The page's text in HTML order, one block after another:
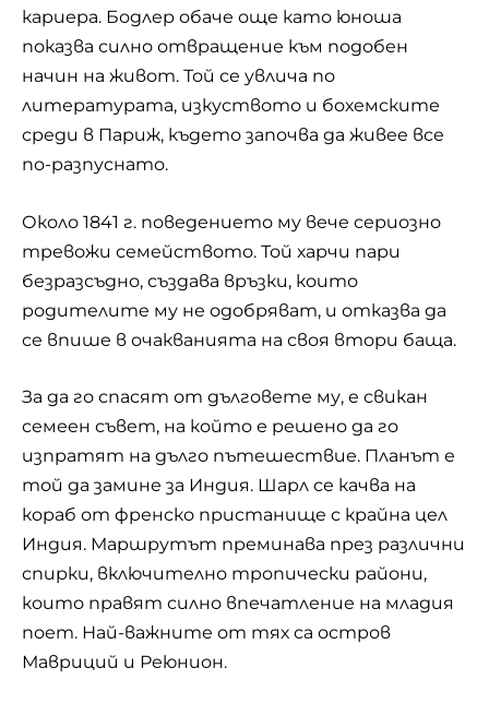
кариера. Бодлер обаче още като юноша
показва силно отвращение към подобен
начин на живот. Той се увлича по
литературата, изкуството и бохемските
среди в Париж, където започва да живее все
по-разпуснато.
Около 1841 г. поведението му вече сериозно
тревожи семейството. Той харчи пари
безразсъдно, създава връзки, които
родителите му не одобряват, и отказва да
се впише в очакванията на своя втори баща.
За да го спасят от дълговете му, е свикан
семеен съвет, на който е решено да го
изпратят на дълго пътешествие. Планът е
той да замине за Индия. Шарл се качва на
кораб от френско пристанище с крайна цел
Индия. Маршрутът преминава през различни
спирки, включително тропически райони,
които правят силно впечатление на младия
поет. Най-важните от тях са остров
Мавриций и Реюнион.